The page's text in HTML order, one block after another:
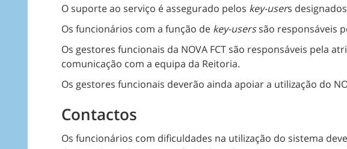
O suporte ao serviço é assegurado pelos key-users
Os funcionários com a função de key-userssão responsáveis
Os gestores funcionais da NOVA FCT são responsáveis pela
comunicação com a equipa da Reitoria.
Os gestores funcionais deverão ainda apoiar a utilização do
Contactos
Os funcionários com dificuldades na utilização do sistema